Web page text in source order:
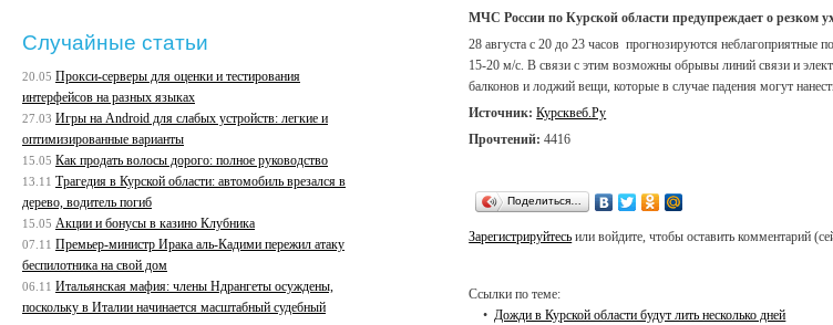
МЧС России по Курской области предупреждает о резком
28 августа с 20 до 23 часов прогнозируются неблагоприятные
15-20 м/с. В связи с этим возможны обрывы линий связи и
балконов и лоджий вещи, которые в случае падения могут
Источник: Курсквеб.Ру
Прочтений: 4416
Поделиться…
Зарегистрируйтесь или войдите, чтобы оставить комментарий
Ссылки по теме:
Дожди в Курской области будут лить несколько дней
Случайные статьи
20.05 Прокси-серверы для оценки и тестирования
интерфейсов на разных языках
27.03 Игры на Android для слабых устройств: легкие и
оптимизированные варианты
15.05 Как продать волосы дорого: полное руководство
13.11 Трагедия в Курской области: автомобиль врезался в
дерево, водитель погиб
15.05 Акции и бонусы в казино Клубника
07.11 Премьер-министр Ирака аль-Кадими пережил атаку
беспилотника на свой дом
06.11 Итальянская мафия: члены Ндрангеты осуждены,
поскольку в Италии начинается масштабный судебный